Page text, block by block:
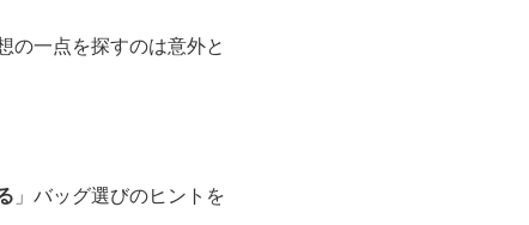
の一点を探すのは意外と
」バッグ選びのヒントを